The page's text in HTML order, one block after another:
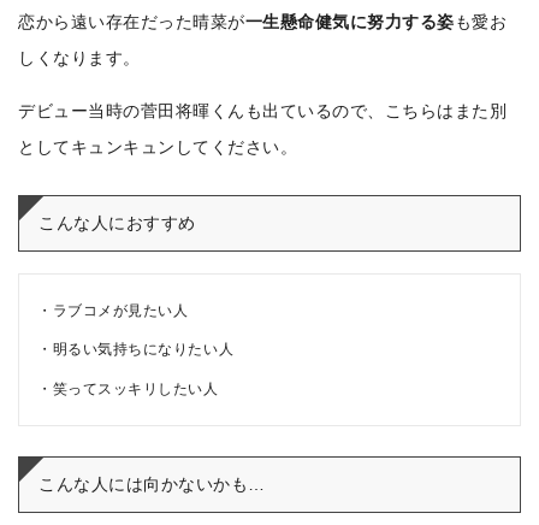
恋から遠い存在だった晴菜が一生懸命健気に努力する姿も愛お
しくなります。
デビュー当時の菅田将暉くんも出ているので、こちらはまた別
としてキュンキュンしてください。
こんな人におすすめ
ラブコメが見たい人
明るい気持ちになりたい人
笑ってスッキリしたい人
こんな人には向かないかも…